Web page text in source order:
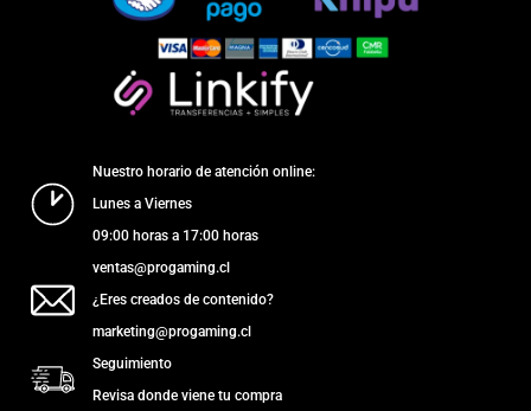
Nuestro horario de atención online:
Lunes a Viernes
09:00 horas a 17:00 horas
ventas@progaming.cl
¿Eres creados de contenido?
marketing@progaming.cl
Seguimiento
Revisa donde viene tu compra